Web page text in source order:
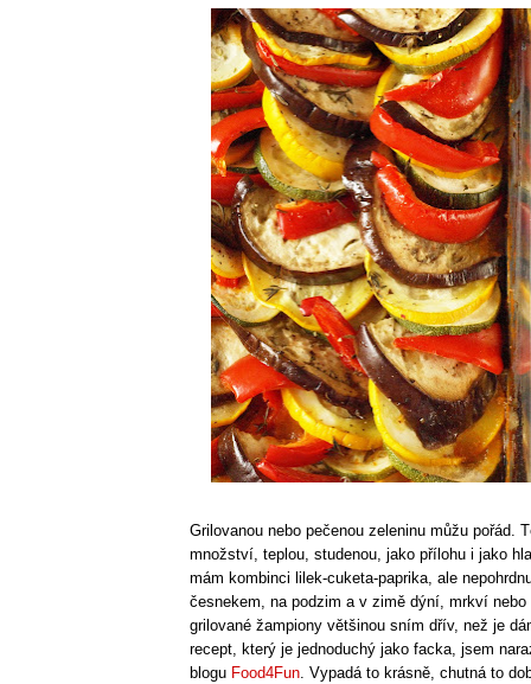
Grilovanou nebo pečenou zeleninu můžu pořád.
množství, teplou, studenou , jako přílohu i jako
mám kombinci lilek-cuketa-paprika, ale
česnekem, na podzim a v zimě dýní, mrkví
grilované žampiony většinou sním dřív, než je
recept, který je jednoduchý jako facka, jsem
blogu Food4Fun. Vypadá to krásně, chutná to